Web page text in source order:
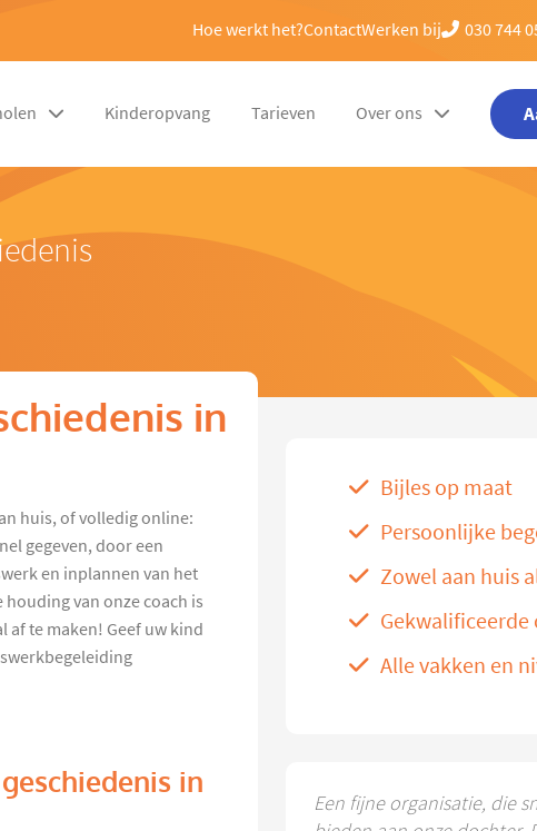
Hoe werkt het?ContactWerken bij 030 744
Kinderopvang Tarieven Over ons
in
huis, of volledig online:
gegeven, door een
en inplannen van het
van onze coach is
te maken! Geef uw kind
in
Bijles op maat
Persoonlijke
Zowel aan huis
Gekwalificeerde
Alle vakken en
Een fijne organisatie, die